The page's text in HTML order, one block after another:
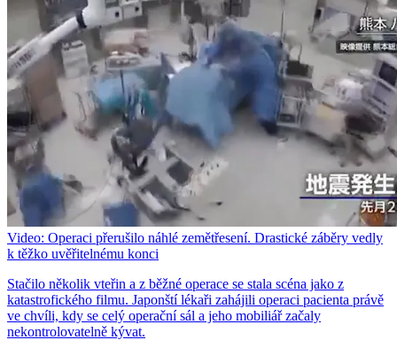
Video: Operaci přerušilo náhlé zemětřesení. Drastické záběry vedly
k těžko uvěřitelnému konci
Stačilo několik vteřin a z běžné operace se stala scéna jako z
katastrofického filmu. Japonští lékaři zahájili operaci pacienta právě
ve chvíli, kdy se celý operační sál a jeho mobiliář začaly
nekontrolovatelně kývat.